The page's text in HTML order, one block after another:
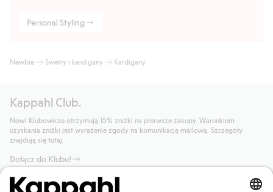
Personal Styling
Newbie Swetry i kardigany Kardigany
Kappahl Club.
Nowi Klubowicze otrzymują 15% zniżki na pierwsze zakupy. Warunkiem
uzyskania zniżki jest wyrażenie zgody na komunikację mailową. Szczegóły
znajdują się tutaj.
Dołącz do Klubu!